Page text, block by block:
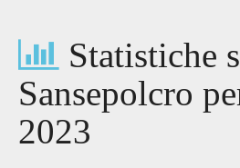
Statistiche
Sansepolcro
2023